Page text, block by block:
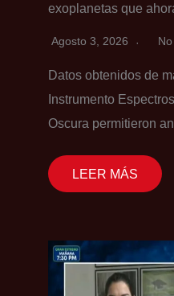
exoplanetas que
Agosto 3, 2026
Datos obtenidos de
Instrumento
Oscura permitieron
LEER MÁS